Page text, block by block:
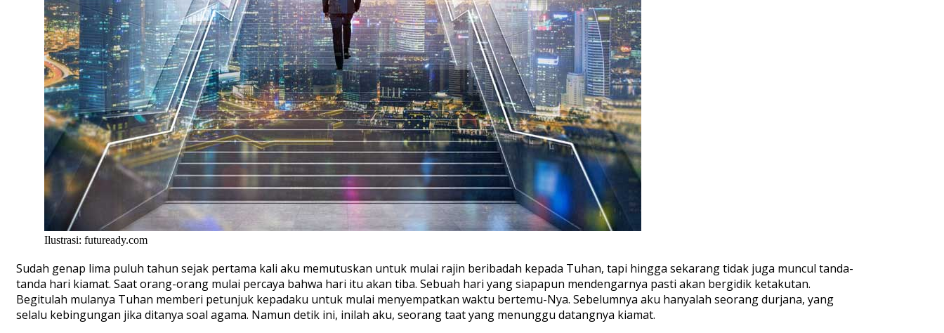
Ilustrasi: futuready.com
Sudah genap lima puluh tahun sejak pertama kali aku memutuskan untuk mulai rajin beribadah kepada Tuhan, tapi hingga sekarang tidak juga muncul tanda-
tanda hari kiamat. Saat orang-orang mulai percaya bahwa hari itu akan tiba. Sebuah hari yang siapapun mendengarnya pasti akan bergidik ketakutan.
Begitulah mulanya Tuhan memberi petunjuk kepadaku untuk mulai menyempatkan waktu bertemu-Nya. Sebelumnya aku hanyalah seorang durjana, yang
selalu kebingungan jika ditanya soal agama. Namun detik ini, inilah aku, seorang taat yang menunggu datangnya kiamat.